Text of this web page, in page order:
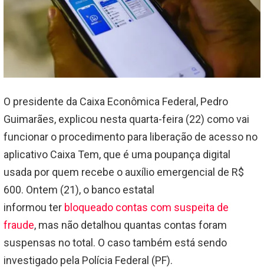
O presidente da Caixa Econômica Federal, Pedro
Guimarães, explicou nesta quarta-feira (22) como vai
funcionar o procedimento para liberação de acesso no
aplicativo Caixa Tem, que é uma poupança digital
usada por quem recebe o auxílio emergencial de R$
600. Ontem (21), o banco estatal
informou ter bloqueado contas com suspeita de
fraude, mas não detalhou quantas contas foram
suspensas no total. O caso também está sendo
investigado pela Polícia Federal (PF).